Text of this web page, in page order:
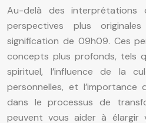
Au-delà des interprétations
perspectives plus
signification de 09h09. Ces
concepts plus profonds, tels
spirituel, l’influence de la
personnelles, et l’importance
dans le processus de
peuvent vous aider à élargir